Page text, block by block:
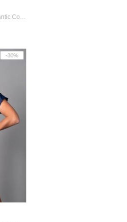
Robe Luxo Linha Noite Romantic Com Detal...
-30%